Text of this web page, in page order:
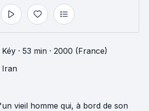
· 53 min · 2000 (France)
Iran
vieil homme qui, à bord de son